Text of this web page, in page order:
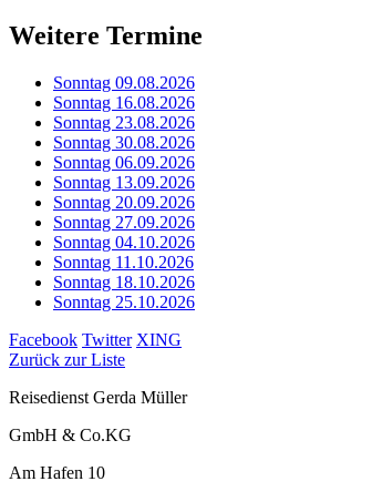
Weitere Termine
Sonntag 09.08.2026
Sonntag 16.08.2026
Sonntag 23.08.2026
Sonntag 30.08.2026
Sonntag 06.09.2026
Sonntag 13.09.2026
Sonntag 20.09.2026
Sonntag 27.09.2026
Sonntag 04.10.2026
Sonntag 11.10.2026
Sonntag 18.10.2026
Sonntag 25.10.2026
Facebook Twitter XING
Zurück zur Liste
Reisedienst Gerda Müller
GmbH & Co.KG
Am Hafen 10